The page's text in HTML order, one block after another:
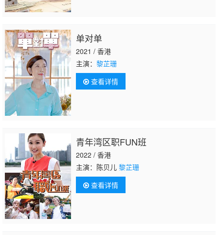
单对单
2021 / 香港
主演： 黎芷珊
查看详情
青年湾区职FUN班
2022 / 香港
主演：陈贝儿 黎芷珊
查看详情